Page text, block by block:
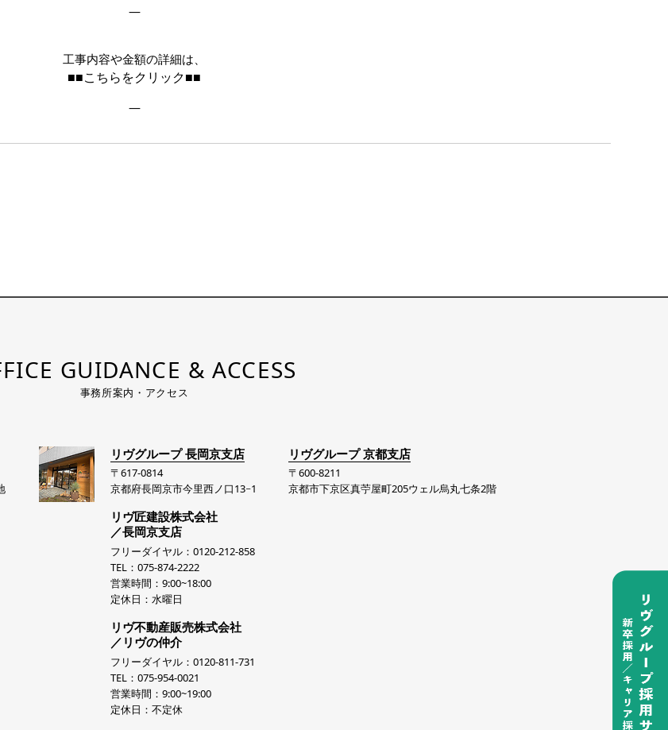
—
工事内容や金額の詳細は、
■■こちらをクリック■■
—
GUIDANCE & ACCESS
事務所案内・アクセス
リヴグループ 長岡京支店
〒617-0814
京都府長岡京市今里西ノ口13−1
リヴ匠建設株式会社
／長岡京支店
フリーダイヤル：0120-212-858
TEL：075-874-2222
営業時間：9:00~18:00
定休日：水曜日
リヴ不動産販売株式会社
／リヴの仲介
フリーダイヤル：0120-811-731
TEL：075-954-0021
営業時間：9:00~19:00
定休日：不定休
リヴグループ 京都支店
〒600-8211
京都市下京区真苧屋町205ウェル烏丸七条2階